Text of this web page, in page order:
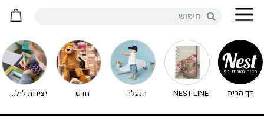
דף הבית NEST LINE הנעלה חדש יצירות לילדים - יצירה לילדים